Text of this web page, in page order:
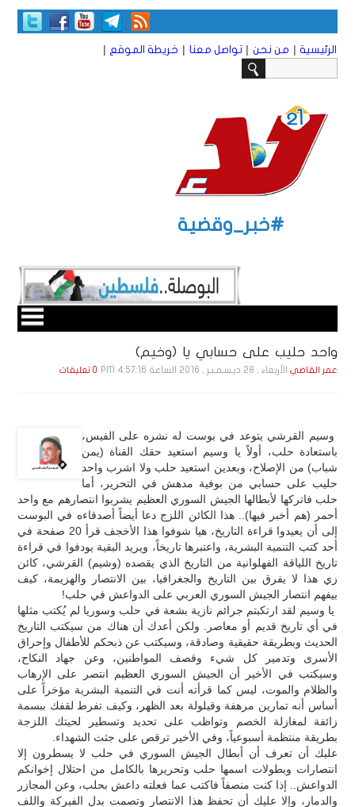
الرئيسية | من نحن | تواصل معنا | خريطة الموقع |
#خبر_وقضية
واحد حليب على حسابي يا (وخيم)
عمر القاضي الأربعاء , 28 ديـسـمـبـر , 2016 الساعة 4:57:16 PM 0 تعليقات
وسيم القرشي يتوعد في بوست له نشره على الفيس،
باستعادة حلب، أولاً يا وسيم استعيد حقك القناة (يمن
شباب) من الإصلاح، وبعدين استعيد حلب ولا اشرب واحد
حليب على حسابي من بوفية مدهش في التحرير، أما
حلب فاتركها لأبطالها الجيش السوري العظيم يشربوا انتصارهم مع واحد
أحمر (هم أخبر فيها).. هذا الكائن اللزج دعا أيضاً أصدقاءه في البوست
إلى أن يعيدوا قراءة التاريخ، هيا شوفوا هذا الأخجف قرأ 20 صفحة في
أحد كتب التنمية البشرية، واعتبرها تاريخاً، ويريد البقية يودفوا في قراءة
تاريخ اللياقة الفهلوانية من التاريخ الذي يقصده (وشيم) القرشي، كائن
زي هذا لا يفرق بين التاريخ والجغرافيا، بين الانتصار والهزيمة، كيف
بيفهم انتصار الجيش السوري العربي على الدواعش في حلب!
يا وسيم لقد ارتكبتم جرائم نازية بشعة في حلب وسوريا لم يُكتب مثلها
في أي تاريخ قديم أو معاصر. ولكن أعدك أن هناك من سيكتب التاريخ
الحديث وبطريقة حقيقية وصادقة، وسيكتب عن ذبحكم للأطفال وإحراق
الأسرى وتدمير كل شيء وقصف المواطنين، وعن جهاد النكاح،
وسيكتب في الأخير أن الجيش السوري العظيم انتصر على الإرهاب
والظلام والموت، ليس كما قرأته أنت في التنمية البشرية مؤخراً على
أساس أنه تمارين مرهفة وقيلولة بعد الظهر، وكيف تفرط لقفك ببسمة
زائفة لمغازلة الخصم وتواظب على تحديد وتسطير لحيتك اللزجة
بطريقة منتظمة أسبوعياً، وفي الأخير ترقص على جثث الشهداء.
عليك أن تعرف أن أبطال الجيش السوري في حلب لا يسطرون إلا
انتصارات وبطولات اسمها حلب وتحريرها بالكامل من احتلال إخوانكم
الدواعش.. إذا كنت منصفاً فاكتب عما فعلته داعش بحلب، وعن المجازر
والدمار، وإلا عليك أن تحفظ هذا الانتصار وتصمت بدل الفبركة واللف